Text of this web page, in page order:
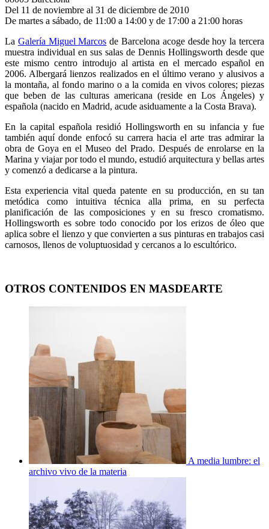
Del 11 de noviembre al 31 de diciembre de 2010
De martes a sábado, de 11:00 a 14:00 y de 17:00 a 21:00 horas
La Galería Miguel Marcos de Barcelona acoge desde hoy la tercera
muestra individual en sus salas de Dennis Hollingsworth desde que
este mismo centro introdujo al artista en el mercado español en
2006. Albergará lienzos realizados en el último verano y alusivos a
la montaña, al fondo marino o a la comida en vivos colores; piezas
que beben de las culturas americana (reside en Los Ángeles) y
española (nacido en Madrid, acude asiduamente a la Costa Brava).
En la capital española residió Hollingsworth en su infancia y fue
también aquí donde enfocó su carrera hacia el arte tras admirar la
obra de Goya en el Museo del Prado. Después de enrolarse en la
Marina y viajar por todo el mundo, estudió arquitectura y bellas artes
y comenzó a dedicarse a la pintura.
Esta experiencia vital queda patente en su producción, en su tan
metódica como intuitiva técnica alla prima, en su perfecta
planificación de las composiciones y en su fresco cromatismo.
Hollingsworth es sobre todo conocido por los erizos de óleo que
aplica sobre el lienzo y que convierten a sus pinturas en trabajos casi
carnosos, llenos de voluptuosidad y cercanos a lo escultórico.
OTROS CONTENIDOS EN MASDEARTE
A media lumbre: el
archivo vivo de la materia